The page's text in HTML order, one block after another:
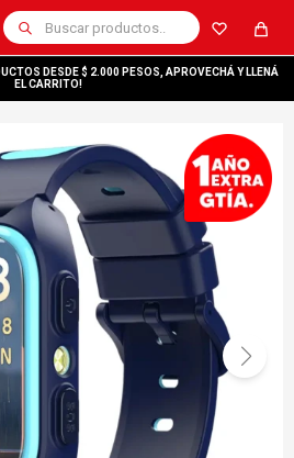
DESDE $ 2.000 PESOS, APROVECHÁ Y LLENÁ
EL CARRITO!